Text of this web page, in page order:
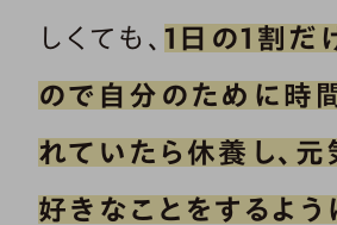
しくても、 1日の1割だ
ので自分のために時
れていたら休養し、元
好きなことをするよう